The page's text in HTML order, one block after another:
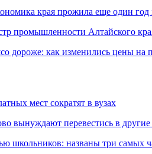
края прожила еще один
промышленности Алтайского
дороже: как изменились цены на
мест сократят в вузах
вынуждают перевестись в
школьников: названы три самых